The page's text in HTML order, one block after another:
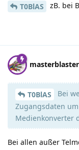
T0BlAS zB. bei
masterblaster
T0BlAS
Bei
Zugangsdaten
Medienkonverter
Bei allen außer